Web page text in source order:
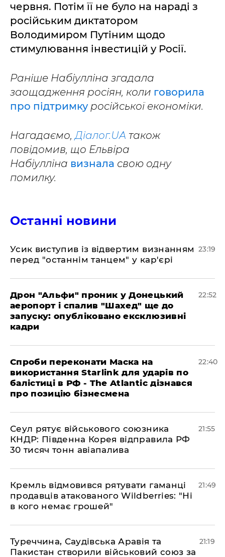
червня. Потім її не було на нараді з
російським диктатором
Володимиром Путіним щодо
стимулювання інвестицій у Росії.
Раніше Набіулліна згадала
заощадження росіян, коли говорила
про підтримкуросійської економіки.
Нагадаємо, Діалог.UA також
повідомив, що Ельвіра
Набіулліна визнала свою одну
помилку.
Останні новини
​Усик виступив із відвертим визнанням
перед "останнім танцем" у кар'єрі
23:19
​Дрон "Альфи" проник у Донецький
аеропорт і спалив "Шахед" ще до
запуску: опубліковано ексклюзивні
кадри
22:52
​Спроби переконати Маска на
використання Starlink для ударів по
балістиці в РФ - The Atlantic дізнався
про позицію бізнесмена
22:40
​Сеул рятує військового союзника
КНДР: Південна Корея відправила РФ
30 тисяч тонн авіапалива
21:55
​Кремль відмовився рятувати гаманці
продавців атакованого Wildberries: "Ні
в кого немає грошей"
21:49
​Туреччина, Саудівська Аравія та
Пакистан створили військовий союз за
21:19